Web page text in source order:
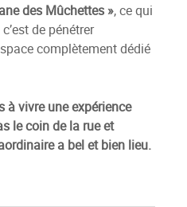
des Mûchettes », ce qui
de pénétrer
complètement dédié
vivre une expérience
le coin de la rue et
a bel et bien lieu.